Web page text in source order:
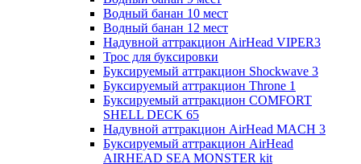
Водный банан 10 мест
Водный банан 12 мест
Надувной аттракцион AirHead VIPER3
Трос для буксировки
Буксируемый аттракцион Shockwave 3
Буксируемый аттракцион Throne 1
Буксируемый аттракцион COMFORT
SHELL DECK 65
Надувной аттракцион AirHead MACH 3
Буксируемый аттракцион AirHead
AIRHEAD SEA MONSTER kit